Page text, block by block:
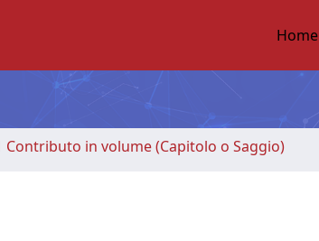
Home
Contributo in volume (Capitolo o Saggio)